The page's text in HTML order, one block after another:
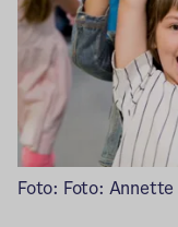
Foto: Foto: Annette